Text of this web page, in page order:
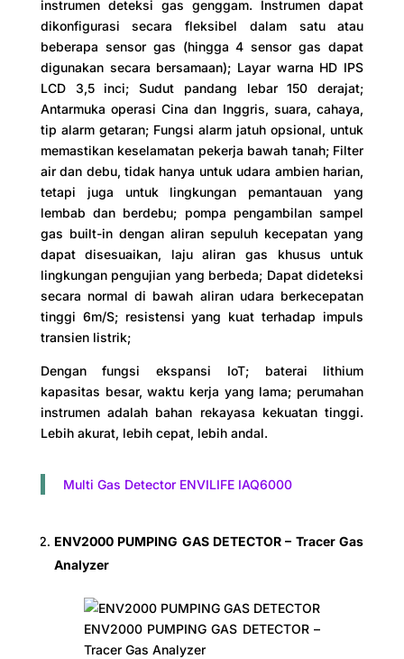
instrumen deteksi gas genggam. Instrumen dapat
dikonfigurasi secara fleksibel dalam satu atau
beberapa sensor gas (hingga 4 sensor gas dapat
digunakan secara bersamaan); Layar warna HD IPS
LCD 3,5 inci; Sudut pandang lebar 150 derajat;
Antarmuka operasi Cina dan Inggris, suara, cahaya,
tip alarm getaran; Fungsi alarm jatuh opsional, untuk
memastikan keselamatan pekerja bawah tanah; Filter
air dan debu, tidak hanya untuk udara ambien harian,
tetapi juga untuk lingkungan pemantauan yang
lembab dan berdebu; pompa pengambilan sampel
gas built-in dengan aliran sepuluh kecepatan yang
dapat disesuaikan, laju aliran gas khusus untuk
lingkungan pengujian yang berbeda; Dapat dideteksi
secara normal di bawah aliran udara berkecepatan
tinggi 6m/S; resistensi yang kuat terhadap impuls
transien listrik;
Dengan fungsi ekspansi IoT; baterai lithium
kapasitas besar, waktu kerja yang lama; perumahan
instrumen adalah bahan rekayasa kekuatan tinggi.
Lebih akurat, lebih cepat, lebih andal.
Multi Gas Detector ENVILIFE IAQ6000
ENV2000 PUMPING GAS DETECTOR – Tracer Gas
Analyzer
ENV2000 PUMPING GAS DETECTOR –
Tracer Gas Analyzer